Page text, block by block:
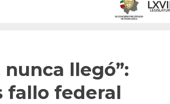
llegó”:
fallo federal